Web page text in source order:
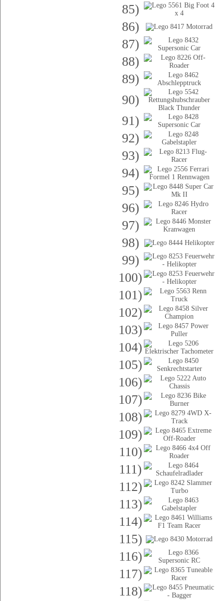
85)
86)
87)
88)
89)
90)
91)
92)
93)
94)
95)
96)
97)
98)
99)
100)
101)
102)
103)
104)
105)
106)
107)
108)
109)
110)
111)
112)
113)
114)
115)
116)
117)
118)